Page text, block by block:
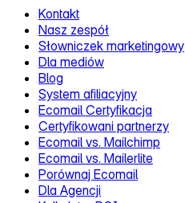
Kontakt
Nasz zespół
Słowniczek marketingowy
Dla mediów
Blog
System afiliacyjny
Ecomail Certyfikacja
Certyfikowani partnerzy
Ecomail vs. Mailchimp
Ecomail vs. Mailerlite
Porównaj Ecomail
Dla Agencji